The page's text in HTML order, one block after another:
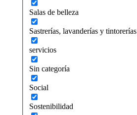
Salas de belleza
Sastrerías, lavanderías y tintorerías
servicios
Sin categoría
Social
Sostenibilidad